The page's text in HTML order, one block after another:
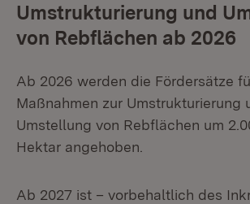
Umstrukturierung und
von Rebflächen ab 2026
Ab 2026 werden die Fördersätze
Maßnahmen zur Umstrukturierung
Umstellung von Rebflächen um
Hektar angehoben.
Ab 2027 ist – vorbehaltlich des